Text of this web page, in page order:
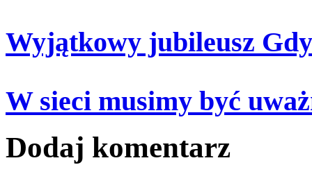
Wyjątkowy jubileusz
W sieci musimy być
Dodaj komentarz